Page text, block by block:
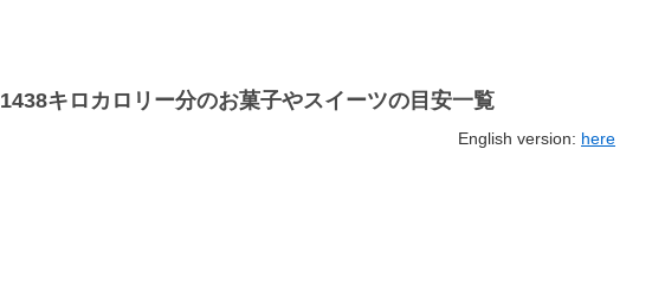
1438キロカロリー分のお菓子やスイーツの目安一覧
English version: here